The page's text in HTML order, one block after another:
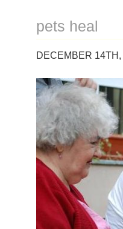
pets heal
DECEMBER